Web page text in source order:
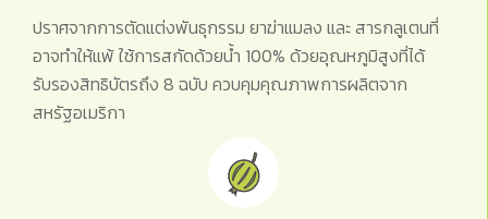
ปราศจากการตัดแต่งพันธุกรรม ยาฆ่าแมลง และ สารกลูเตนที่
อาจทำให้แพ้ ใช้การสกัดด้วยน้ำ 100% ด้วยอุณหภูมิสูงที่ได้
รับรองสิทธิบัตรถึง 8 ฉบับ ควบคุมคุณภาพการผลิตจาก
สหรัฐอเมริกา